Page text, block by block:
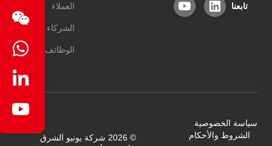
تابعنا العملاء
الشركاء
الوظائف
© 2026 شركة يونيو الشرق
سياسة الخصوصية
الشروط والأحكام